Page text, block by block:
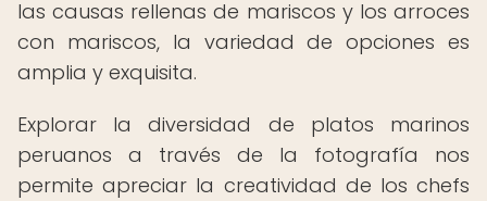
las causas rellenas de mariscos y los arroces
con mariscos, la variedad de opciones es
amplia y exquisita.
Explorar la diversidad de platos marinos
peruanos a través de la fotografía nos
permite apreciar la creatividad de los chefs